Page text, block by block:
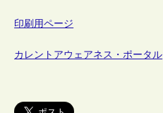
印刷用ページ
カレントアウェアネス・ポータル